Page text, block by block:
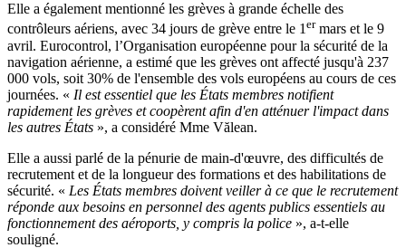
Elle a également mentionné les grèves à grande échelle des
contrôleurs aériens, avec 34 jours de grève entre le 1ermars et le 9
avril. Eurocontrol, l’Organisation européenne pour la sécurité de la
navigation aérienne, a estimé que les grèves ont affecté jusqu'à 237
000 vols, soit 30% de l'ensemble des vols européens au cours de ces
journées. « Il est essentiel que les États membres notifient
rapidement les grèves et coopèrent afin d'en atténuer l'impact dans
les autres États », a considéré Mme Vălean.
Elle a aussi parlé de la pénurie de main-d'œuvre, des difficultés de
recrutement et de la longueur des formations et des habilitations de
sécurité. « Les États membres doivent veiller à ce que le recrutement
réponde aux besoins en personnel des agents publics essentiels au
fonctionnement des aéroports, y compris la police », a-t-elle
souligné.